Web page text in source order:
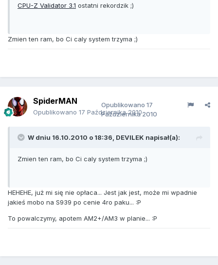
CPU-Z Validator 3.1 ostatni rekordzik ;)
Zmien ten ram, bo Ci caly system trzyma ;)
SpiderMAN
Opublikowano 17 Października 2010
Opublikowano 17
Października 2010
W dniu 16.10.2010 o 18:36, DEVILEK napisał(a):
Zmien ten ram, bo Ci caly system trzyma ;)
HEHEHE, już mi się nie opłaca... Jest jak jest, może mi wpadnie
jakieś mobo na S939 po cenie 4ro paku... :P
To powalczymy, apotem AM2+/AM3 w planie... :P